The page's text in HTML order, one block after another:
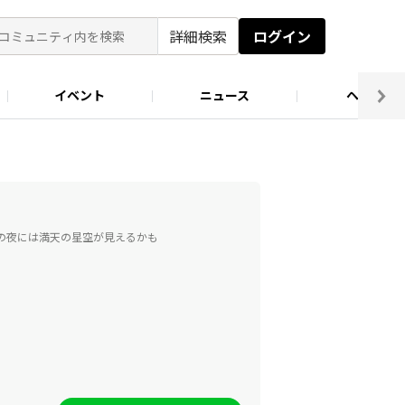
詳細検索 ログイン
イベント ニュース ヘルプ
には満天の星空が見えるかも